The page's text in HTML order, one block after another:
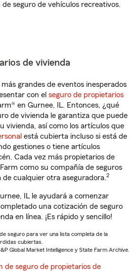
seguro de vehículos recreativos.
de vivienda
grandes de eventos inesperados
con el seguro de propietarios
en Gurnee, IL. Entonces, ¿qué
de vivienda le garantiza que puede
vivienda, así como los artículos que
está cubierta incluso si está de
gestiones o tiene artículos
Cada vez más propietarios de
como su compañía de seguros
cualquier otra aseguradora.2
IL le ayudará a comenzar
una cotización de seguro
en línea. ¡Es rápido y sencillo!
seguro para ver una lista completa de la
cubiertas.
Global Market Intelligence y State Farm Archive.
de seguro de propietarios de